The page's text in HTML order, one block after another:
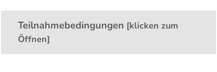
Teilnahmebedingungen [klicken zum
Öffnen]